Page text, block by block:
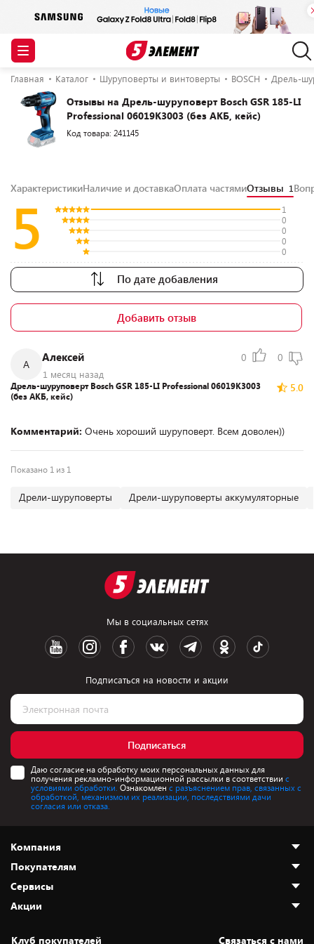
Главная Каталог Шуруповерты и винтоверты BOSCH Дрель-
Отзывы на Дрель-шуруповерт Bosch GSR 185-LI
Professional 06019K3003 (без АКБ, кейс)
Код товара: 241145
ХарактеристикиНаличие и доставкаОплата частямиОтзывы 1
5
1
0
0
0
0
По дате добавления
Добавить отзыв
А
Алексей
1 месяц назад
0 0
5.0
Дрель-шуруповерт Bosch GSR 185-LI Professional 06019K3003
(без АКБ, кейс)
Комментарий: Очень хороший шуруповерт. Всем доволен))
Показано 1 из 1
Дрели-шуруповерты Дрели-шуруповерты аккумуляторные
Мы в социальных сетях
Подписаться на новости и акции
Подписаться
Даю согласие на обработку моих персональных данных для
получения рекламно-информационной рассылки в соответствии с
условиями обработки. Ознакомлен с разъяснением прав, связанных с
обработкой, механизмом их реализации, последствиями дачи
согласия или отказа.
Компания
О нас
Адреса магазинов
Новости
Статьи и обзоры
Покупателям
Как сделать заказ
Оплата и доставка
Безналичный расчёт
Сервисы
Установка техники
Акции
Скидки и промокоды
Клуб покупателей
Cвязаться с нами